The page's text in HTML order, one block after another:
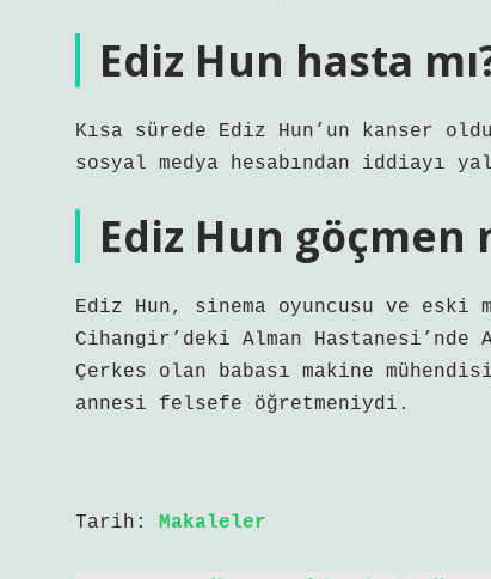
Ediz Hun hasta
Kısa sürede Ediz Hun’un kanser
sosyal medya hesabından iddiayı
Ediz Hun göçmen
Ediz Hun, sinema oyuncusu ve
Cihangir’deki Alman Hastanesi’nde
Çerkes olan babası makine
annesi felsefe öğretmeniydi.
Tarih: Makaleler